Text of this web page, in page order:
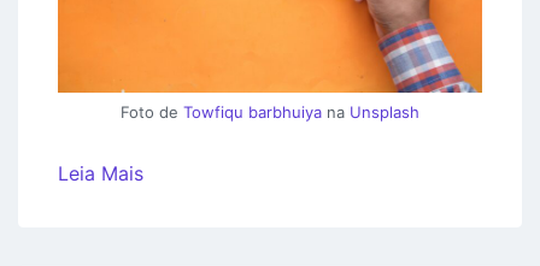
Foto de Towfiqu barbhuiya na Unsplash
Leia Mais